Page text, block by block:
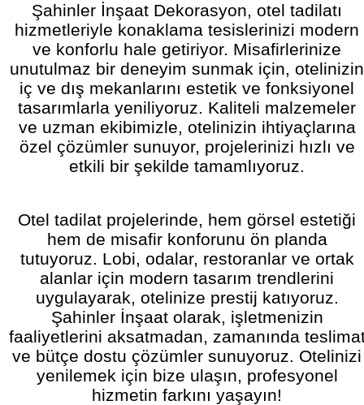
Şahinler İnşaat Dekorasyon, otel tadilatı
hizmetleriyle konaklama tesislerinizi modern
ve konforlu hale getiriyor. Misafirlerinize
unutulmaz bir deneyim sunmak için, otelinizin
iç ve dış mekanlarını estetik ve fonksiyonel
tasarımlarla yeniliyoruz. Kaliteli malzemeler
ve uzman ekibimizle, otelinizin ihtiyaçlarına
özel çözümler sunuyor, projelerinizi hızlı ve
etkili bir şekilde tamamlıyoruz.
Otel tadilat projelerinde, hem görsel estetiği
hem de misafir konforunu ön planda
tutuyoruz. Lobi, odalar, restoranlar ve ortak
alanlar için modern tasarım trendlerini
uygulayarak, otelinize prestij katıyoruz.
Şahinler İnşaat olarak, işletmenizin
faaliyetlerini aksatmadan, zamanında
ve bütçe dostu çözümler sunuyoruz. Otelinizi
yenilemek için bize ulaşın, profesyonel
hizmetin farkını yaşayın!